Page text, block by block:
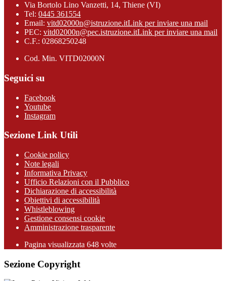
Via Bortolo Lino Vanzetti, 14, Thiene (VI)
Tel: 0445 361554
Email: vitd02000n@istruzione.itLink per inviare una mail
PEC: vitd02000n@pec.istruzione.itLink per inviare una mail
C.F.: 02868250248
Cod. Min. VITD02000N
Seguici su
Facebook
Youtube
Instagram
Sezione Link Utili
Cookie policy
Note legali
Informativa Privacy
Ufficio Relazioni con il Pubblico
Dichiarazione di accessibilità
Obiettivi di accessibilità
Whistleblowing
Gestione consensi cookie
Amministrazione trasparente
Pagina visualizzata 648 volte
Sezione Copyright